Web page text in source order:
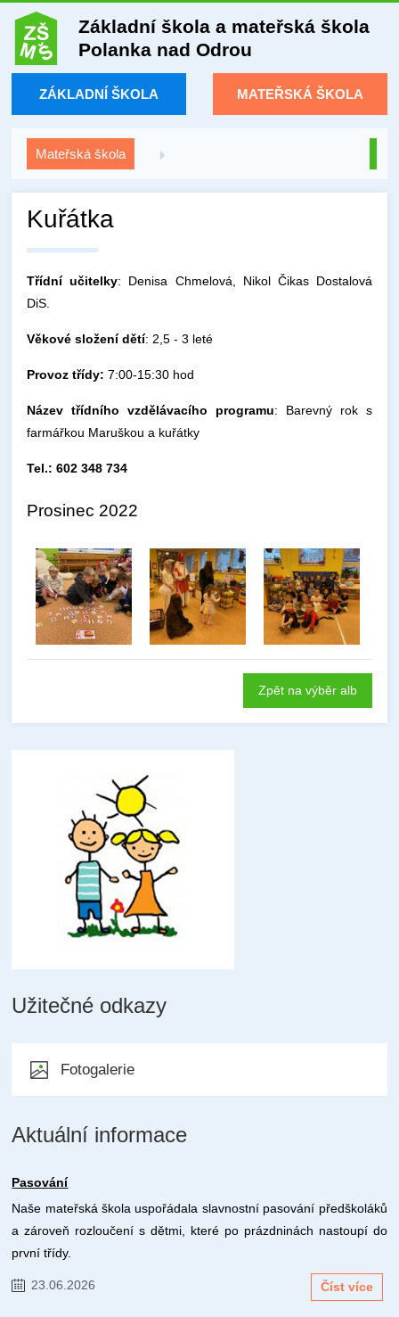
Základní škola a mateřská škola
Polanka nad Odrou
ZÁKLADNÍ ŠKOLA MATEŘSKÁ ŠKOLA
Mateřská škola
Kuřátka
Třídní učitelky: Denisa Chmelová, Nikol Čikas Dostalová
DiS.
Věkové složení dětí: 2,5 - 3 leté
Provoz třídy: 7:00-15:30 hod
Název třídního vzdělávacího programu: Barevný rok s
farmářkou Maruškou a kuřátky
Tel.: 602 348 734
Prosinec 2022
Zpět na výběr alb
Užitečné odkazy
Fotogalerie
Aktuální informace
Pasování
Naše mateřská škola uspořádala slavnostní pasování předškoláků
a zároveň rozloučení s dětmi, které po prázdninách nastoupí do
první třídy.
23.06.2026 Číst více